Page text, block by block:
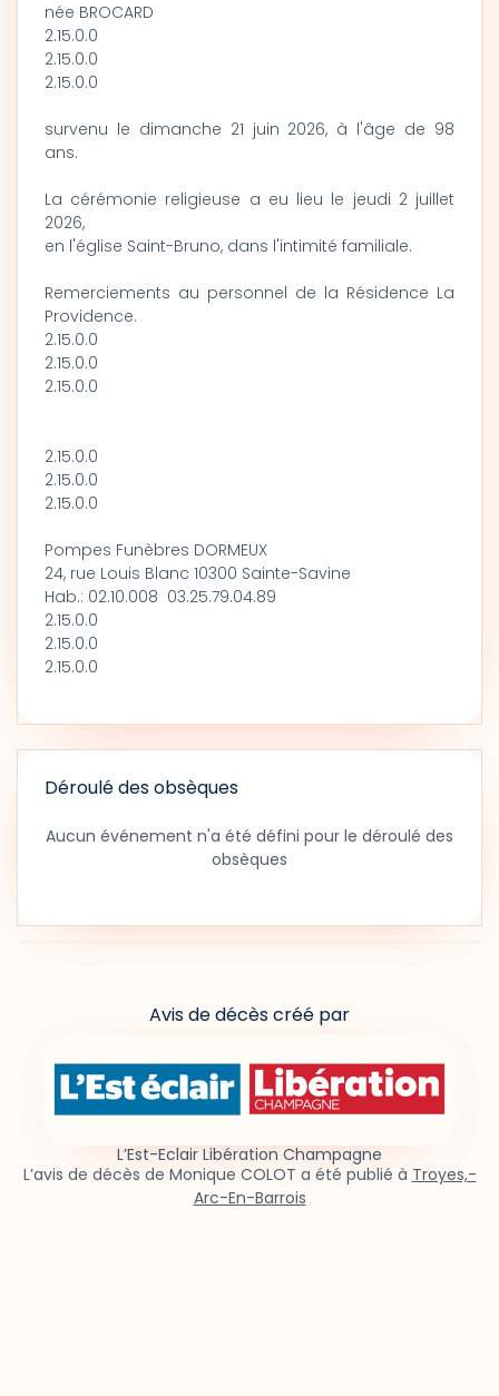
née BROCARD
2.15.0.0
2.15.0.0
2.15.0.0
survenu le dimanche 21 juin 2026, à l'âge de 98
ans.
La cérémonie religieuse a eu lieu le jeudi 2 juillet
2026,
en l'église Saint-Bruno, dans l'intimité familiale.
Remerciements au personnel de la Résidence La
Providence.
2.15.0.0
2.15.0.0
2.15.0.0
2.15.0.0
2.15.0.0
2.15.0.0
Pompes Funèbres DORMEUX
24, rue Louis Blanc 10300 Sainte-Savine
Hab.: 02.10.008 03.25.79.04.89
2.15.0.0
2.15.0.0
2.15.0.0
Déroulé des obsèques
Aucun événement n'a été défini pour le déroulé des
obsèques
Avis de décès créé par
L’Est-Eclair Libération Champagne
L’avis de décès de Monique COLOT a été publié à Troyes,-
Arc-En-Barrois